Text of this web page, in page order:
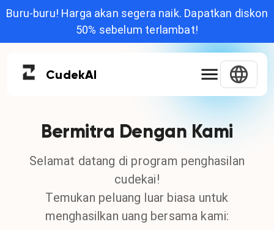
Buru-buru! Harga akan segera naik. Dapatkan diskon
50% sebelum terlambat!
CudekAI
Bermitra Dengan Kami
Selamat datang di program penghasilan
cudekai!
Temukan peluang luar biasa untuk
menghasilkan uang bersama kami: